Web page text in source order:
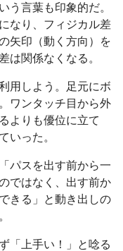
う言葉も印象的だ。
なり、フィジカル差
矢印（動く方向）を
は関係なくなる。
用しよう。足元にボ
ワンタッチ目から外
よりも優位に立て
いった。
パスを出す前から一
ではなく、出す前か
きる」と動き出しの
「上手い！」と唸る